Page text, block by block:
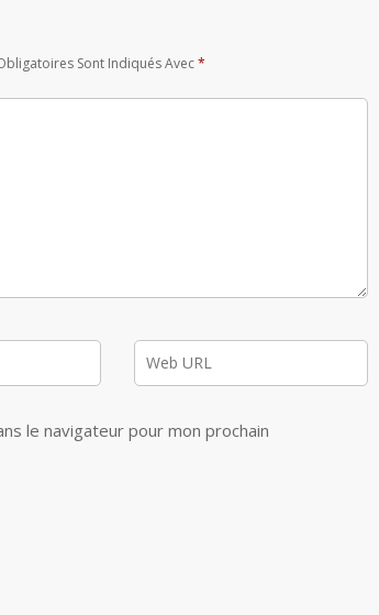
Sont Indiqués Avec*
le navigateur pour mon prochain